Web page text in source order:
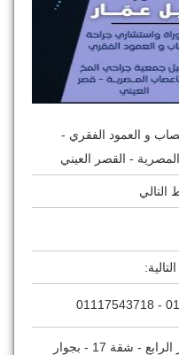
و العمود الفقري -
- القصر العيني
التالي
أول فيصل - برج الأطباء - الدور الرابع - شقة 17 - بجوار